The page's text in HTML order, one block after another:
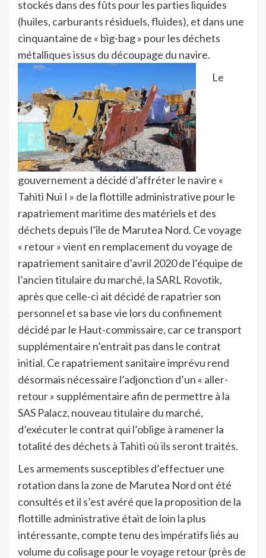
stockés dans des fûts pour les parties liquides
(huiles, carburants résiduels, fluides), et dans une
cinquantaine de « big-bag » pour les déchets
métalliques issus du découpage du navire.
Le
gouvernement a décidé d’affréter le navire «
Tahiti Nui I » de la flottille administrative pour le
rapatriement maritime des matériels et des
déchets depuis l’île de Marutea Nord. Ce voyage
« retour » vient en remplacement du voyage de
rapatriement sanitaire d’avril 2020 de l’équipe de
l’ancien titulaire du marché, la SARL Rovotik,
après que celle-ci ait décidé de rapatrier son
personnel et sa base vie lors du confinement
décidé par le Haut-commissaire, car ce transport
supplémentaire n’entrait pas dans le contrat
initial. Ce rapatriement sanitaire imprévu rend
désormais nécessaire l’adjonction d’un « aller-
retour » supplémentaire afin de permettre à la
SAS Palacz, nouveau titulaire du marché,
d’exécuter le contrat qui l’oblige à ramener la
totalité des déchets à Tahiti où ils seront traités.
Les armements susceptibles d’effectuer une
rotation dans la zone de Marutea Nord ont été
consultés et il s’est avéré que la proposition de la
flottille administrative était de loin la plus
intéressante, compte tenu des impératifs liés au
volume du colisage pour le voyage retour (près de